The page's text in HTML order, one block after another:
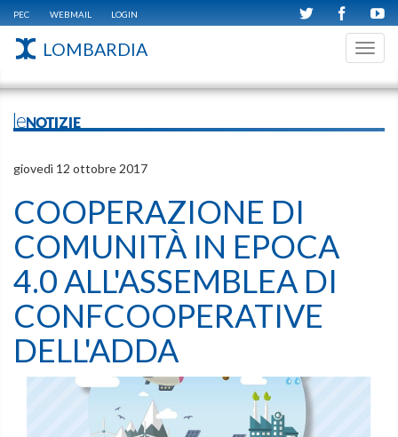
PEC WEBMAIL LOGIN
LOMBARDIA
leNOTIZIE
giovedì 12 ottobre 2017
COOPERAZIONE DI
COMUNITÀ IN EPOCA
4.0 ALL'ASSEMBLEA DI
CONFCOOPERATIVE
DELL'ADDA